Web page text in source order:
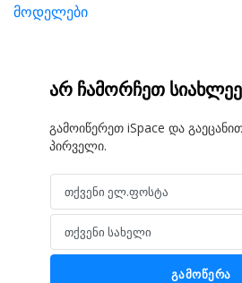
მოდელები
არ ჩამორჩეთ
გამოიწერეთ iSpace და
პირველი.
Email
თქვენი ელ.ფოსტა
Name
თქვენი სახელი
გამოწერა